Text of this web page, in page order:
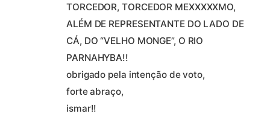
TORCEDOR, TORCEDOR MEXXXXXMO,
ALÉM DE REPRESENTANTE DO LADO DE
CÁ, DO “VELHO MONGE”, O RIO
PARNAHYBA!!
obrigado pela intenção de voto,
forte abraço,
ismar!!